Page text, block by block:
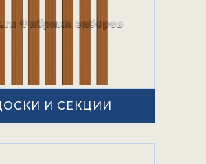
И СЕКЦИИ